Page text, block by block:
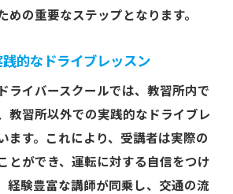
ライバー向け教習所の選び方
に必要な運転技術のチェックリス
立つ便利アイテムの紹介
けたい運転スキル向上の方法
の最新情報を学ぶ重要性
めの重要なステップとなります。
的なドライブレッスン
ライバースクールでは、教習所内で
教習所以外での実践的なドライブレ
ます。これにより、受講者は実際の
とができ、運転に対する自信をつけ
経験豊富な講師が同乗し、交通の流